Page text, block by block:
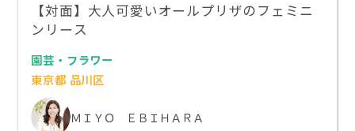
【対面】大人可愛いオールプリザのフェミニ
ンリース
園芸・フラワー
東京都 品川区
ＭＩＹＯ ＥＢＩＨＡＲＡ